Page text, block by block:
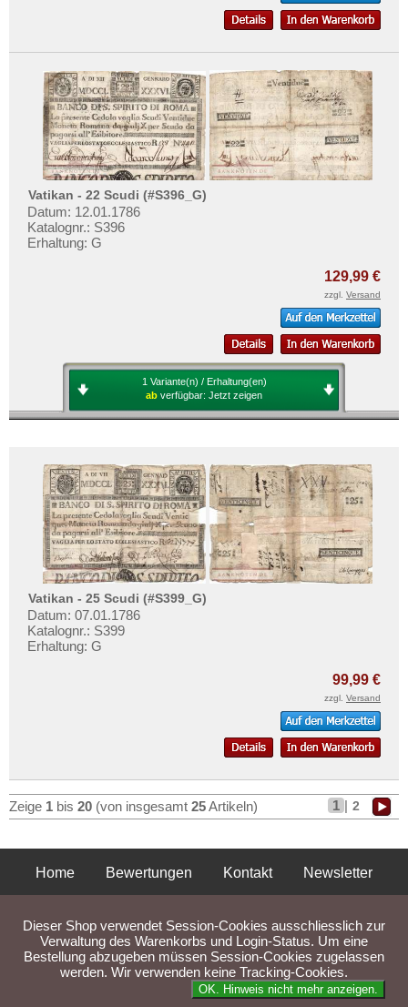
Vatikan - 22 Scudi (#S396_G)
Datum: 12.01.1786
Katalognr.: S396
Erhaltung: G
129,99 €
zzgl. Versand
1 Variante(n) / Erhaltung(en)
ab verfügbar: Jetzt zeigen
Vatikan - 25 Scudi (#S399_G)
Datum: 07.01.1786
Katalognr.: S399
Erhaltung: G
99,99 €
zzgl. Versand
Zeige 1 bis 20 (von insgesamt 25Artikeln) 1 | 2
Home Bewertungen Kontakt
Newsletter
Liefer- und Versandkosten
Dieser Shop verwendet Session-Cookies ausschliesslich zur
Verwaltung des Warenkorbs und Login-Status. Um eine
Bestellung abzugeben müssen Session-Cookies zugelassen
werden. Wir verwenden keine Tracking-Cookies.
OK. Hinweis nicht mehr anzeigen.